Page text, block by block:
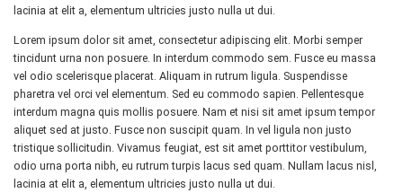
lacinia at elit a, elementum ultricies justo nulla ut dui.
Lorem ipsum dolor sit amet, consectetur adipiscing elit. Morbi semper
tincidunt urna non posuere. In interdum commodo sem. Fusce eu massa
vel odio scelerisque placerat. Aliquam in rutrum ligula. Suspendisse
pharetra vel orci vel elementum. Sed eu commodo sapien. Pellentesque
interdum magna quis mollis posuere. Nam et nisi sit amet ipsum tempor
aliquet sed at justo. Fusce non suscipit quam. In vel ligula non justo
tristique sollicitudin. Vivamus feugiat, est sit amet porttitor vestibulum,
odio urna porta nibh, eu rutrum turpis lacus sed quam. Nullam lacus nisl,
lacinia at elit a, elementum ultricies justo nulla ut dui.